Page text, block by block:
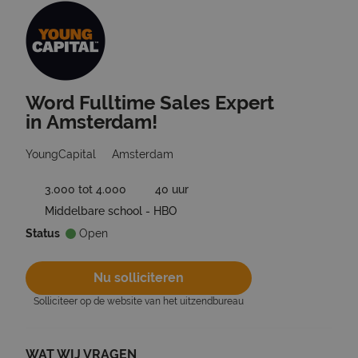
Ga terug naar vacatures
Word Fulltime Sales Expert
in Amsterdam!
YoungCapital Amsterdam
3.000 tot 4.000
40 uur
Middelbare school - HBO
Status
Open
Nu solliciteren
Solliciteer op de website van het uitzendbureau
WAT WIJ VRAGEN